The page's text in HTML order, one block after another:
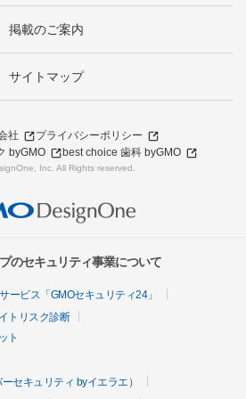
掲載のご案内
サイトマップ
社
プライバシーポリシー
byGMO
best choice 歯科 byGMO
Inc. All Rights reserved.
のセキュリティ事業について
ービス「GMOセキュリティ24」
トリスク診断
ト
セキュリティ byイエラエ）